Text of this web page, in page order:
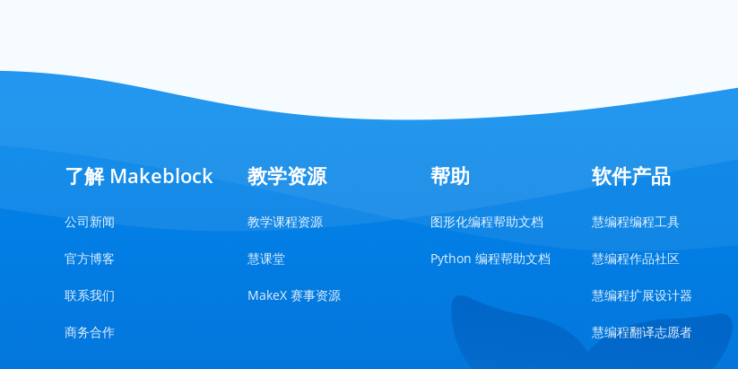
了解 Makeblock
公司新闻
官方博客
联系我们
商务合作
教学资源
教学课程资源
慧课堂
MakeX 赛事资源
帮助
图形化编程帮助文档
Python 编程帮助文档
软件产品
慧编程编程工具
慧编程作品社区
慧编程扩展设计器
慧编程翻译志愿者